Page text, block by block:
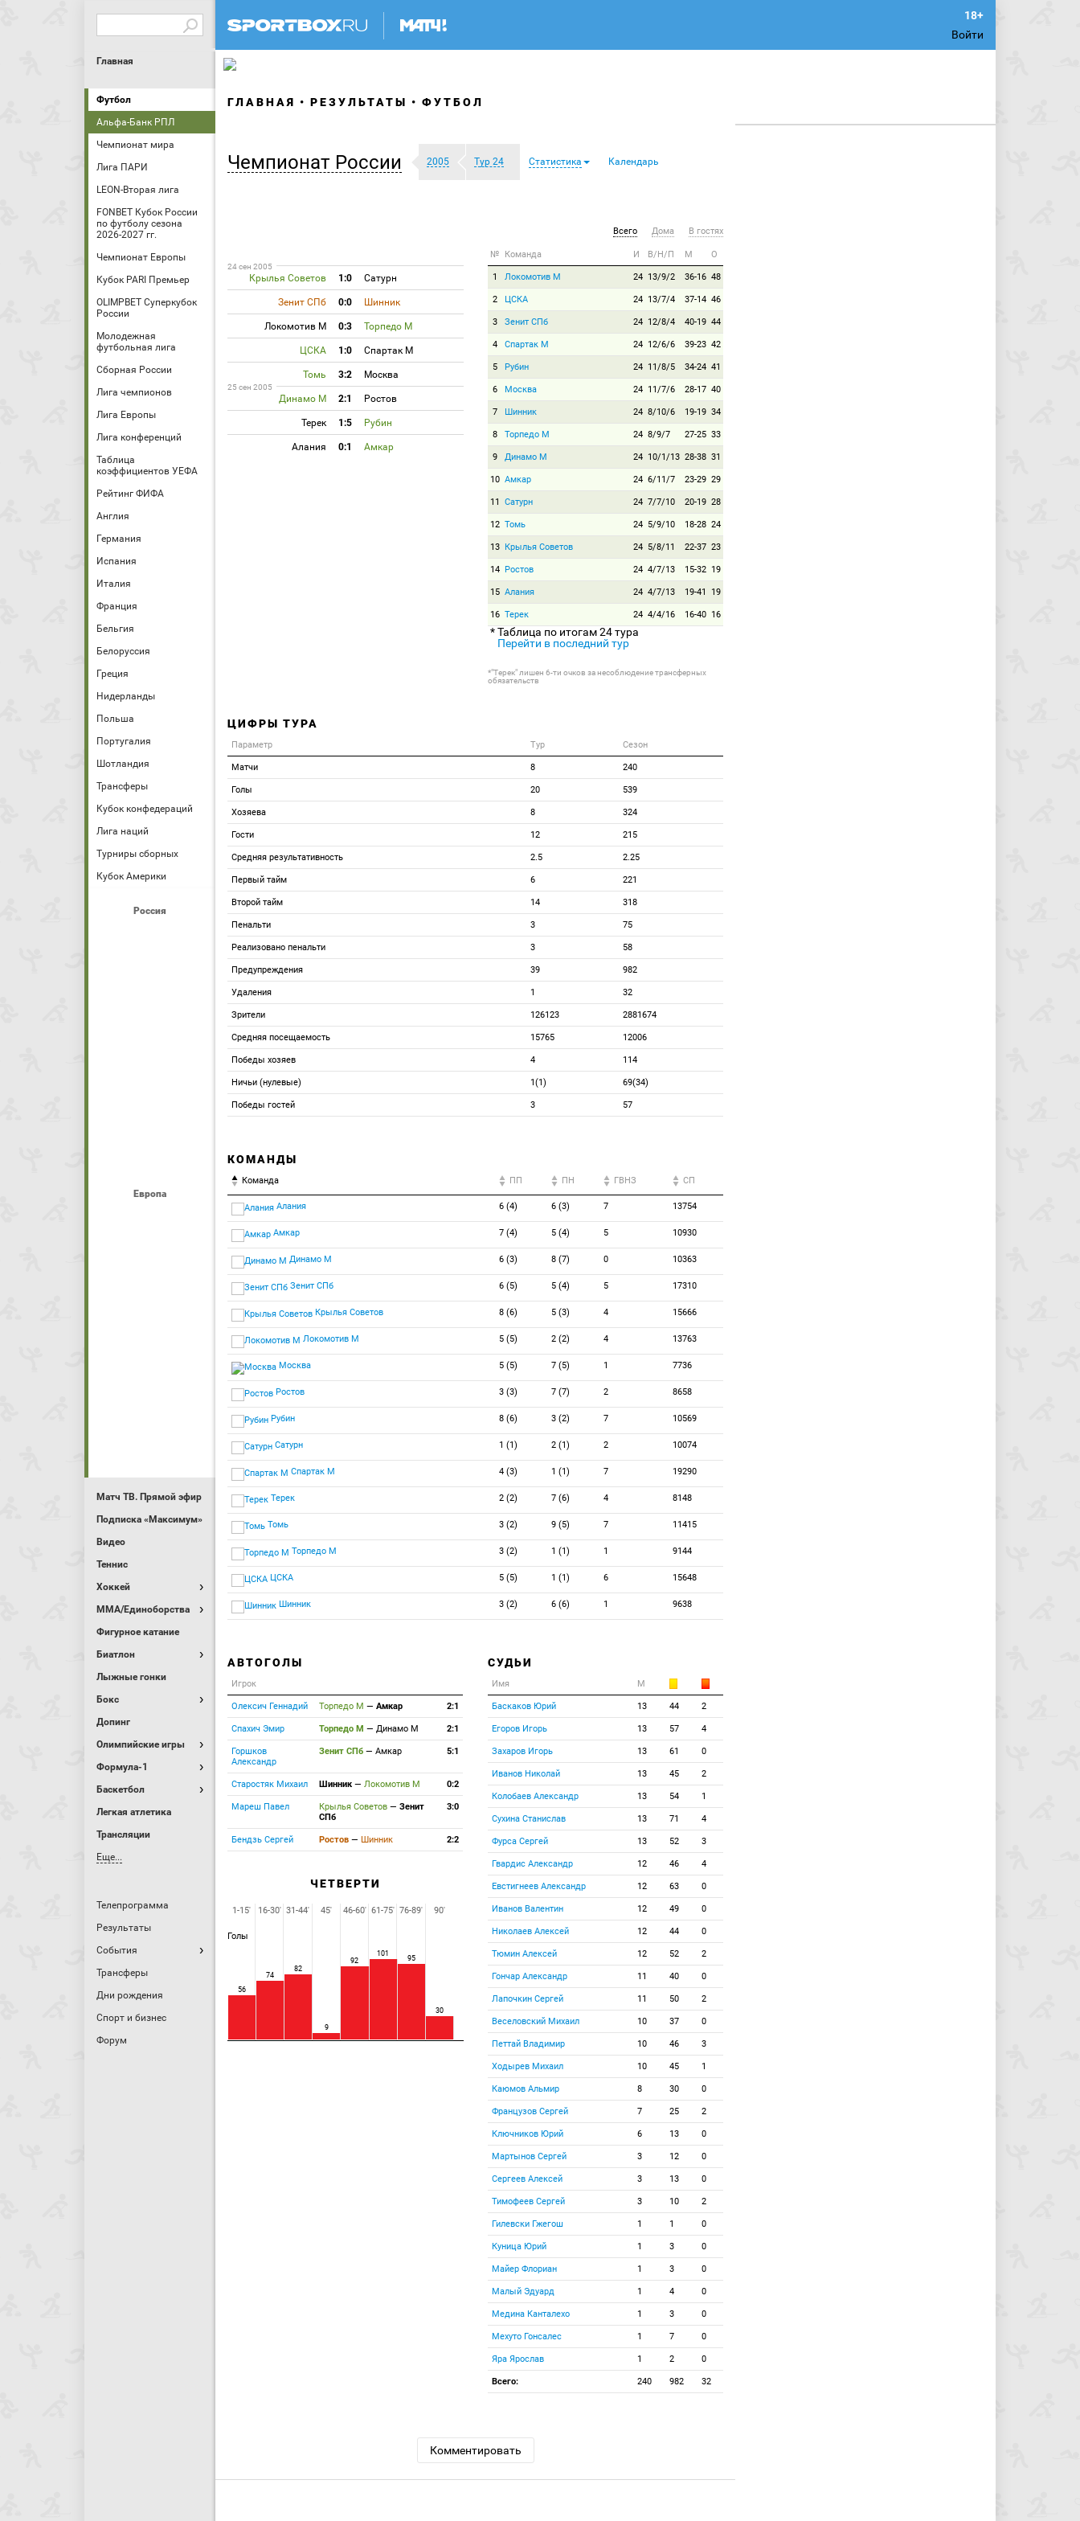
Войти
Главная
Футбол
Альфа-Банк РПЛ
Чемпионат мира
Лига ПАРИ
LEON-Вторая лига
FONBET Кубок России
по футболу сезона
2026-2027 гг.
Чемпионат Европы
Кубок PARI Премьер
OLIMPBET Суперкубок
России
Молодежная
футбольная лига
Сборная России
Лига чемпионов
Лига Европы
Лига конференций
Таблица
коэффициентов УЕФА
Рейтинг ФИФА
Англия
Германия
Испания
Италия
Франция
Бельгия
Белоруссия
Греция
Нидерланды
Польша
Португалия
Шотландия
Трансферы
Кубок конфедераций
Лига наций
Турниры сборных
Кубок Америки
Россия
Европа
Матч ТВ. Прямой эфир
Подписка «Максимум»
Видео
Теннис
Хоккей
MMA/Единоборства
Фигурное катание
Биатлон
Лыжные гонки
Бокс
Допинг
Олимпийские игры
Формула-1
Баскетбол
Легкая атлетика
Трансляции
Еще...
Телепрограмма
Результаты
События
Трансферы
Дни рождения
Спорт и бизнес
Форум
ГЛАВНАЯ РЕЗУЛЬТАТЫ ФУТБОЛ
Чемпионат России 2005 Тур 24 Статистика Календарь
24 сен 2005
Крылья Советов 1:0 Сатурн
Зенит СПб 0:0 Шинник
Локомотив М 0:3 Торпедо М
ЦСКА 1:0 Спартак М
Томь 3:2 Москва
25 сен 2005
Динамо М 2:1 Ростов
Терек 1:5 Рубин
Алания 0:1 Амкар
Всего Дома В гостях
№ Команда И В/Н/П М О
1 Локомотив М 24 13/9/2 36-16 48
2 ЦСКА 24 13/7/4 37-14 46
3 Зенит СПб 24 12/8/4 40-19 44
4 Спартак М 24 12/6/6 39-23 42
5 Рубин 24 11/8/5 34-24 41
6 Москва 24 11/7/6 28-17 40
7 Шинник 24 8/10/6 19-19 34
8 Торпедо М 24 8/9/7 27-25 33
9 Динамо М 24 10/1/13 28-38 31
10 Амкар 24 6/11/7 23-29 29
11 Сатурн 24 7/7/10 20-19 28
12 Томь 24 5/9/10 18-28 24
13 Крылья Советов 24 5/8/11 22-37 23
14 Ростов 24 4/7/13 15-32 19
15 Алания 24 4/7/13 19-41 19
16 Терек 24 4/4/16 16-40 16
* Таблица по итогам 24 тура
Перейти в последний тур
*"Терек" лишен 6-ти очков за несоблюдение трансферных
обязательств
ЦИФРЫ ТУРА
Параметр Тур Сезон
Матчи 8 240
Голы 20 539
Хозяева 8 324
Гости 12 215
Средняя результативность 2.5 2.25
Первый тайм 6 221
Второй тайм 14 318
Пенальти 3 75
Реализовано пенальти 3 58
Предупреждения 39 982
Удаления 1 32
Зрители 126123 2881674
Средняя посещаемость 15765 12006
Победы хозяев 4 114
Ничьи (нулевые) 1(1) 69(34)
Победы гостей 3 57
КОМАНДЫ
Команда ПП ПН ГВНЗ СП
Алания 6 (4) 6 (3) 7 13754
Амкар 7 (4) 5 (4) 5 10930
Динамо М 6 (3) 8 (7) 0 10363
Зенит СПб 6 (5) 5 (4) 5 17310
Крылья Советов 8 (6) 5 (3) 4 15666
Локомотив М 5 (5) 2 (2) 4 13763
Москва 5 (5) 7 (5) 1 7736
Ростов 3 (3) 7 (7) 2 8658
Рубин 8 (6) 3 (2) 7 10569
Сатурн 1 (1) 2 (1) 2 10074
Спартак М 4 (3) 1 (1) 7 19290
Терек 2 (2) 7 (6) 4 8148
Томь 3 (2) 9 (5) 7 11415
Торпедо М 3 (2) 1 (1) 1 9144
ЦСКА 5 (5) 1 (1) 6 15648
Шинник 3 (2) 6 (6) 1 9638
АВТОГОЛЫ
Игрок
Олексич Геннадий Торпедо М — Амкар 2:1
Спахич Эмир Торпедо М — Динамо М 2:1
Горшков
Александр
Зенит СПб — Амкар 5:1
Старостяк Михаил Шинник — Локомотив М 0:2
Мареш Павел Крылья Советов — Зенит
СПб
3:0
Бендзь Сергей Ростов — Шинник 2:2
ЧЕТВЕРТИ
Голы
56
74
82
9
92
101
95
30
1-15' 16-30' 31-44' 45' 46-60' 61-75' 76-89' 90'
СУДЬИ
Имя М
Баскаков Юрий 13 44 2
Егоров Игорь 13 57 4
Захаров Игорь 13 61 0
Иванов Николай 13 45 2
Колобаев Александр 13 54 1
Сухина Станислав 13 71 4
Фурса Сергей 13 52 3
Гвардис Александр 12 46 4
Евстигнеев Александр 12 63 0
Иванов Валентин 12 49 0
Николаев Алексей 12 44 0
Тюмин Алексей 12 52 2
Гончар Александр 11 40 0
Лапочкин Сергей 11 50 2
Веселовский Михаил 10 37 0
Петтай Владимир 10 46 3
Ходырев Михаил 10 45 1
Каюмов Альмир 8 30 0
Французов Сергей 7 25 2
Ключников Юрий 6 13 0
Мартынов Сергей 3 12 0
Сергеев Алексей 3 13 0
Тимофеев Сергей 3 10 2
Гилевски Гжегош 1 1 0
Куница Юрий 1 3 0
Майер Флориан 1 3 0
Малый Эдуард 1 4 0
Медина Канталехо 1 3 0
Мехуто Гонсалес 1 7 0
Яра Ярослав 1 2 0
Всего: 240 982 32
Комментировать